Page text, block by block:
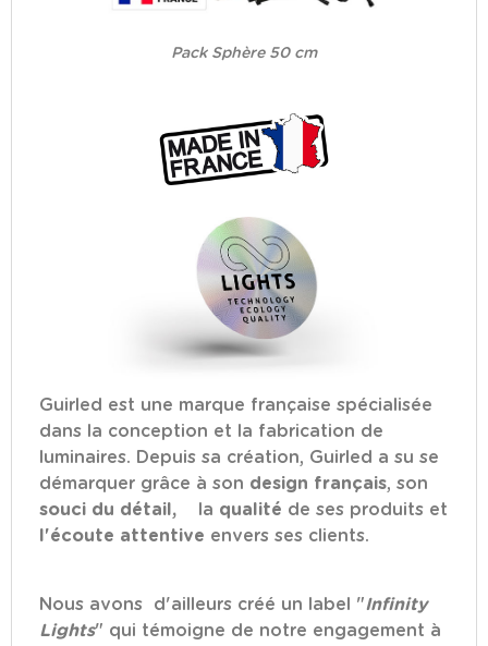
Pack Sphère 50 cm
Guirled est une marque française spécialisée
dans la conception et la fabrication de
luminaires. Depuis sa création, Guirled a su se
démarquer grâce à son design français, son
souci du détail,
la qualité de ses produits et
l'écoute attentive envers ses clients.
Nous avons d'ailleurs créé un label "Infinity
Lights" qui témoigne de notre engagement à